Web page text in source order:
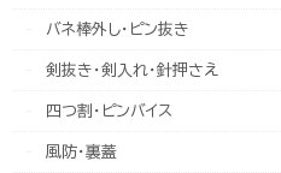
バネ棒外し・ピン抜き
剣抜き・剣入れ・針押さえ
四つ割・ピンバイス
風防・裏蓋